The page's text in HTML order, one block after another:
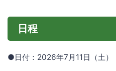
日程
●日付：2026年7月11日（土）